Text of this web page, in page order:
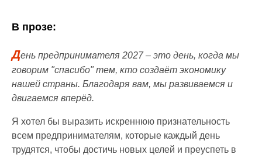
В прозе:
День предпринимателя 2027 – это день, когда мы
говорим "спасибо" тем, кто создаёт экономику
нашей страны. Благодаря вам, мы развиваемся и
двигаемся вперёд.
Я хотел бы выразить искреннюю признательность
всем предпринимателям, которые каждый день
трудятся, чтобы достичь новых целей и преуспеть в